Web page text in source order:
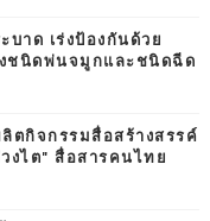
บาด เร่งป้องกันด้วย
ชนิดพ่นจมูกและชนิดฉีด
ตกิจกรรมสื่อสร้างสรรค์
งไต" สื่อสารคนไทย